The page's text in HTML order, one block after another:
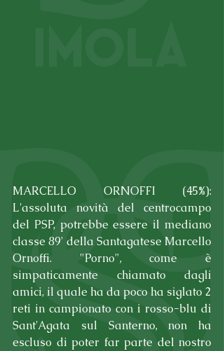
MARCELLO ORNOFFI (45%):
L'assoluta novità del centrocampo
del PSP, potrebbe essere il mediano
classe 89' della Santagatese Marcello
Ornoffi. "Porno", come è
simpaticamente chiamato dagli
amici, il quale ha da poco ha siglato 2
reti in campionato con i rosso-blu di
Sant'Agata sul Santerno, non ha
escluso di poter far parte del nostro